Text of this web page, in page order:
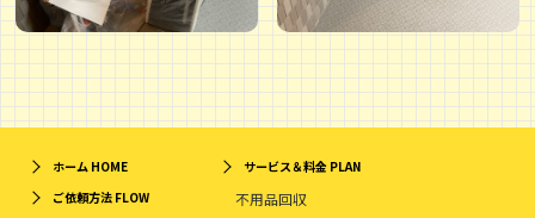
ホーム HOME
ご依頼方法 FLOW
サービス＆料金 PLAN
不用品回収